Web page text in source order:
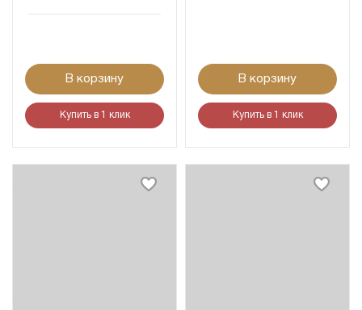
В корзину
Купить в 1 клик
В корзину
Купить в 1 клик